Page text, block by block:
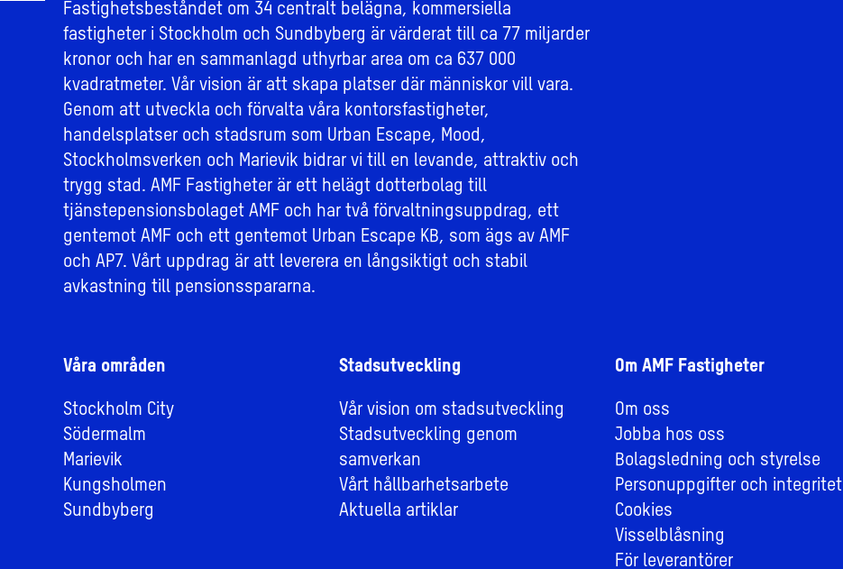
Fastighetsbeståndet om 34 centralt belägna, kommersiella
fastigheter i Stockholm och Sundbyberg är värderat till ca 77 miljarder
kronor och har en sammanlagd uthyrbar area om ca 637 000
kvadratmeter. Vår vision är att skapa platser där människor vill vara.
Genom att utveckla och förvalta våra kontorsfastigheter,
handelsplatser och stadsrum som Urban Escape, Mood,
Stockholmsverken och Marievik bidrar vi till en levande, attraktiv och
trygg stad. AMF Fastigheter är ett helägt dotterbolag till
tjänstepensionsbolaget AMF och har två förvaltningsuppdrag, ett
gentemot AMF och ett gentemot Urban Escape KB, som ägs av AMF
och AP7. Vårt uppdrag är att leverera en långsiktigt och stabil
avkastning till pensionsspararna.
Våra områden
Stockholm City
Södermalm
Marievik
Kungsholmen
Sundbyberg
Stadsutveckling
Vår vision om stadsutveckling
Stadsutveckling genom
samverkan
Vårt hållbarhetsarbete
Aktuella artiklar
Om AMF Fastigheter
Om oss
Jobba hos oss
Bolagsledning och styrelse
Personuppgifter och integritet
Cookies
Visselblåsning
För leverantörer